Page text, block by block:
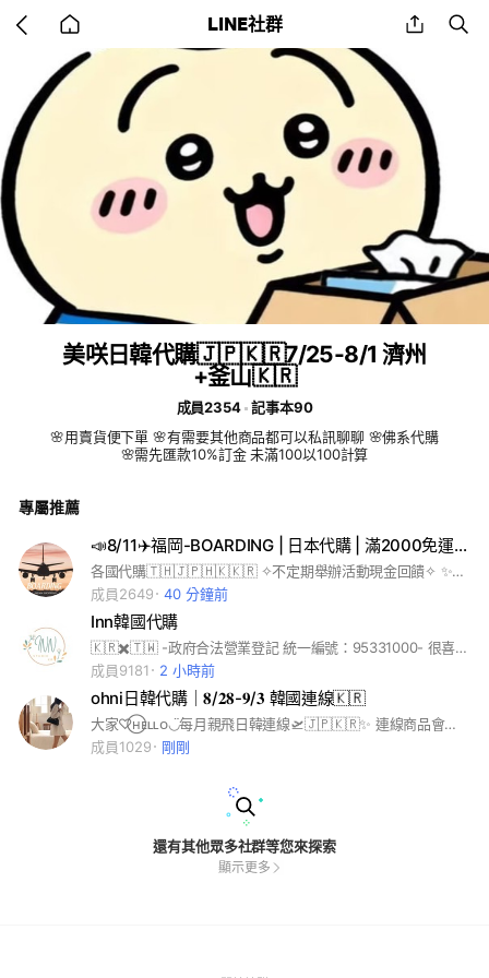
back
home
LINE社群 share
美咲日韓代購🇯🇵🇰🇷7/25-8/1 濟州
+釜山🇰🇷
成員2354
記事本90
🌸用賣貨便下單 🌸有需要其他商品都可以私訊聊聊 🌸佛系代購
🌸需先匯款10%訂金 未滿100以100計算
專屬推薦
📣8/11✈️福岡-BOARDING | 日本代購 | 滿2000免運💰
各國代購🇹🇭🇯🇵🇭🇰🇰🇷 ✧⁠不定期舉辦活動現金回饋✧ ✨滿2000免運💰 桃園面交 每個月親飛親帶✈️歡迎帶圖詢問😊 #日本代購#東京代購#大阪代購#沖繩代購#泰國代購#香港代購#日本連線#代購#選貨#日本#精品#球鞋#流行#藍瓶#拍立得底片相機#迪士尼#環球影城#寶可夢#奧特曼#三麗鷗#泡泡瑪特POP MART#超級瑪利歐#日本藥妝#御守#吉卜力#角落生物#扭蛋#一番賞#藥妝#零食#日用百貨#育兒用品#伴手禮
成員2649
40 分鐘前
Inn韓國代購
🇰🇷✖️🇹🇼 -政府合法營業登記 統一編號：95331000- 很喜歡買東西的大學生 所以希望可以幫大家買到喜歡的東西 韓國網站皆可以代購 美妝/衣服/褲子/鞋子 訂購私訊官方line ：@130pfwwu #美妝
成員9181
2 小時前
ohni日韓代購｜𝟖/𝟐𝟖-𝟗/𝟑 韓國連線🇰🇷
大家♡⃝ʜᴇʟʟᴏ◡̈每月親飛日韓連線🛫🇯🇵🇰🇷✨ 連線商品會在這裡發佈♡也歡迎許願你想要的清單🧾 退出則無法再加入不好意思><🫧 #日韓代購 #日本代購 #韓國代購
成員1029
剛剛
還有其他眾多社群等您來探索
顯示更多